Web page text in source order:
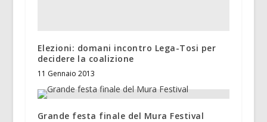
Elezioni: domani incontro Lega-Tosi per
decidere la coalizione
11 Gennaio 2013
Grande festa finale del Mura Festival